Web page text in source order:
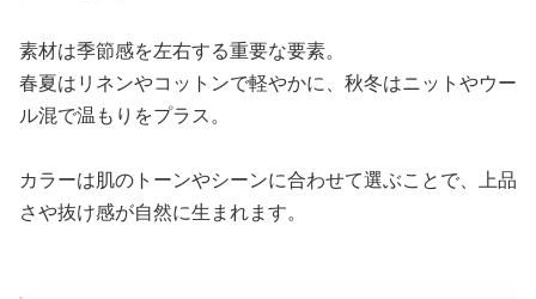
素材は季節感を左右する重要な要素。
春夏はリネンやコットンで軽やかに、秋冬はニットやウー
ル混で温もりをプラス。
カラーは肌のトーンやシーンに合わせて選ぶことで、上品
さや抜け感が自然に生まれます。